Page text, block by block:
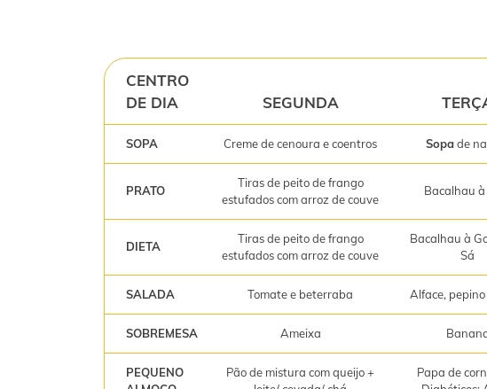
CENTRO
DE DIA
SEGUNDA
SOPA Creme de cenoura e coentros Sopade
PRATO
Tiras de peito de frango
estufados com arroz de couve
Bacalhau
DIETA
Tiras de peito de frango
estufados com arroz de couve
Bacalhau à
Sá
SALADA Tomate e beterraba Alface,
SOBREMESA Ameixa
PEQUENO
Pão de mistura com queijo +
Papa de